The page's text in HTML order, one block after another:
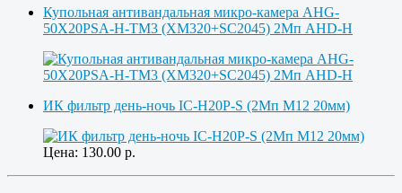
Купольная антивандальная микро-камера AHG-
50X20PSA-H-TM3 (XM320+SC2045) 2Мп AHD-H
ИК фильтр день-ночь IC-H20P-S (2Мп М12 20мм)
Цена: 130.00 р.